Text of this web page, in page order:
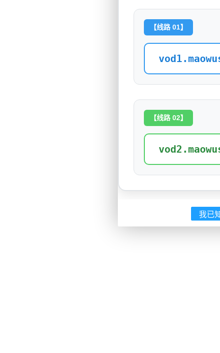
【线路 01】
【线路 02】
我已